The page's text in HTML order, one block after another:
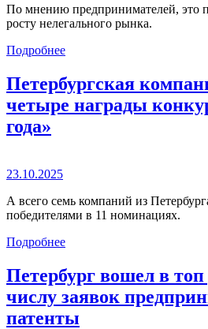
По мнению предпринимателей, это
росту нелегального рынка.
Подробнее
Петербургская
четыре награды
года»
23.10.2025
А всего семь компаний из
победителями в 11 номинациях.
Подробнее
Петербург вошел в топ
числу заявок
патенты